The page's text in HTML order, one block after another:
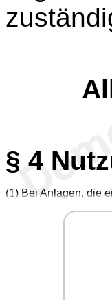
§ 4
(1) Bei Anlagen, die